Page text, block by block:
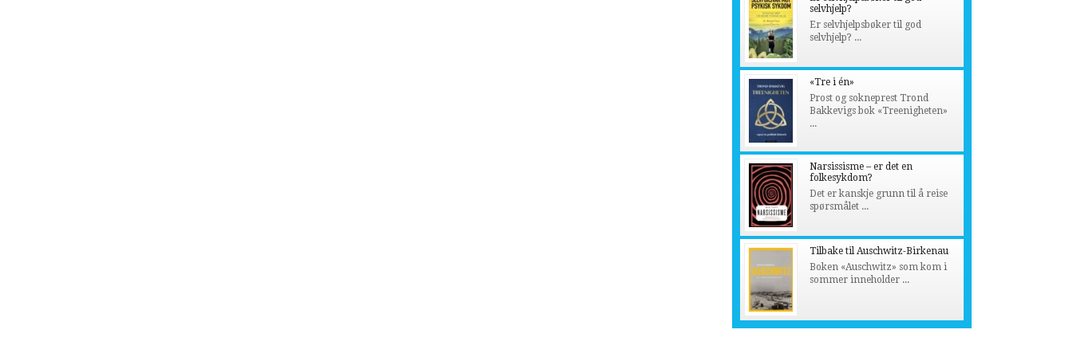
selvhjelp?
Er selvhjelpsbøker til god
selvhjelp? ...
«Tre i én»
Prost og sokneprest Trond
Bakkevigs bok «Treenigheten»
...
Narsissisme – er det en
folkesykdom?
Det er kanskje grunn til å reise
spørsmålet ...
Tilbake til Auschwitz-Birkenau
Boken «Auschwitz» som kom i
sommer inneholder ...